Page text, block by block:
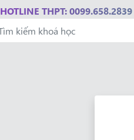
HOTLINE THPT: 0099.658.2839